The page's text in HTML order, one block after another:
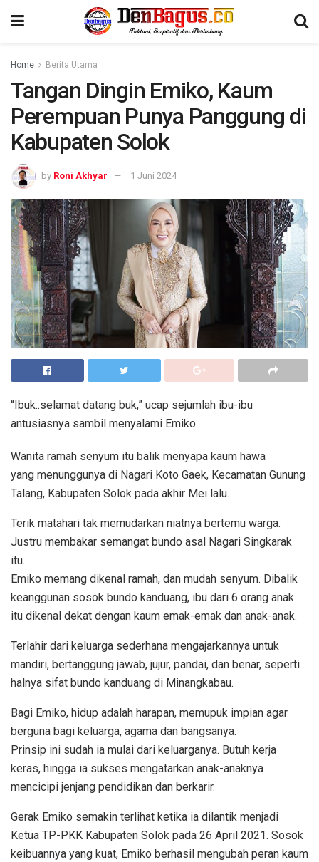
Home Berita Utama
Tangan Dingin Emiko, Kaum
Perempuan Punya Panggung di
Kabupaten Solok
by Roni Akhyar 1 Juni 2024
“Ibuk..selamat datang buk,” ucap sejumlah ibu-ibu
antusiasnya sambil menyalami Emiko.
Wanita ramah senyum itu balik menyapa kaum hawa
yang menunggunya di Nagari Koto Gaek, Kecamatan Gunung
Talang, Kabupaten Solok pada akhir Mei lalu.
Terik matahari tak memudarkan niatnya bertemu warga.
Justru membakar semangat bundo asal Nagari Singkarak
itu.
Emiko memang dikenal ramah, dan mudah senyum. Dibalik
keanggunan sosok bundo kanduang, ibu dari 6 orang anak
itu dikenal dekat dengan kaum emak-emak dan anak-anak.
Terlahir dari keluarga sederhana mengajarkannya untuk
mandiri, bertanggung jawab, jujur, pandai, dan benar, seperti
halnya sifat bundo kanduang di Minangkabau.
Bagi Emiko, hidup adalah harapan, memupuk impian agar
berguna bagi keluarga, agama dan bangsanya.
Prinsip ini sudah ia mulai dari keluarganya. Butuh kerja
keras, hingga ia sukses mengatarkan anak-anaknya
mencicipi jenjang pendidikan dan berkarir.
Gerak Emiko semakin terlihat ketika ia dilantik menjadi
Ketua TP-PKK Kabupaten Solok pada 26 April 2021. Sosok
keibuannya yang kuat, Emiko berhasil mengubah peran kaum